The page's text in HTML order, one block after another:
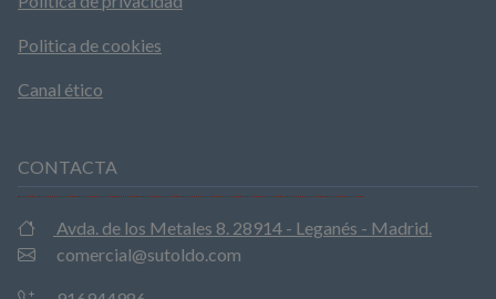
Politica de cookies
Canal ético
CONTACTA
Avda. de los Metales 8. 28914 - Leganés - Madrid.
comercial@sutoldo.com